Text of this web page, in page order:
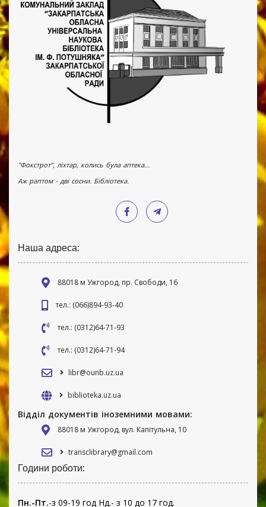
"Фокстрот", ліхтар, колись була аптека...
Аж раптом - дві сосни. Бібліотека.
Наша адреса:
88018 м Ужгород, пр. Свободи, 16
тел.: (066)894-93-40
тел.: (0312)64-71-93
тел.: (0312)64-71-94
libr@ounb.uz.ua
biblioteka.uz.ua
Відділ документів іноземними мовами:
88018 м Ужгород, вул. Капітульна, 10
transclibrary@gmail.com
Години роботи:
Пн.-Пт.-з 09-19 год Нд.- з 10 до 17 год.